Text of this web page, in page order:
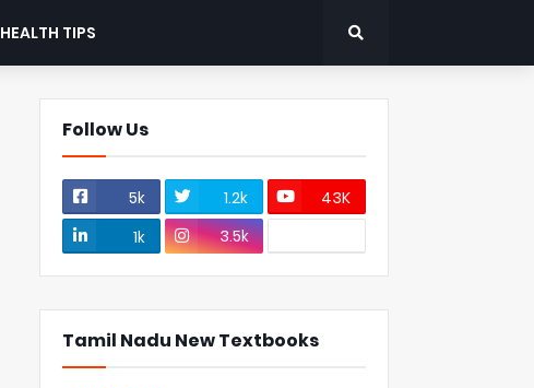
HEALTH TIPS
Follow Us
5k 1.2k
43K
1k
3.5k
Tamil Nadu New Textbooks